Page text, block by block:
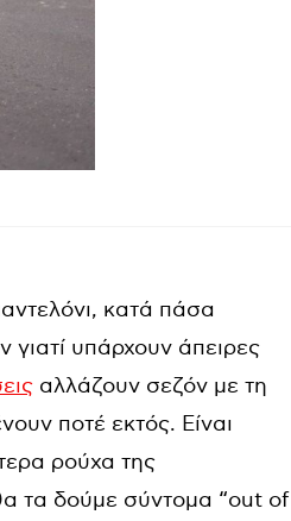
κατά πάσα
γιατί υπάρχουν άπειρες
αλλάζουν σεζόν με τη
ποτέ εκτός. Είναι
ρούχα της
τα δούμε σύντομα “out of